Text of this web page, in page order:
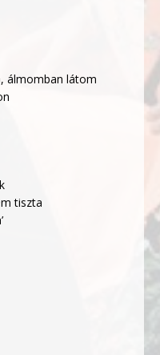
álmomban látom
tiszta